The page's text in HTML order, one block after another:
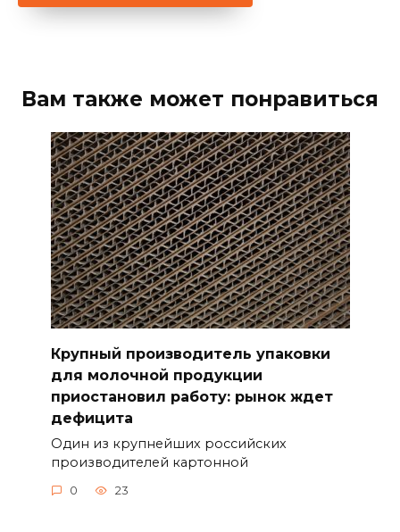
Вам также может понравиться
Крупный производитель упаковки
для молочной продукции
приостановил работу: рынок ждет
дефицита
Один из крупнейших российских
производителей картонной
0 23